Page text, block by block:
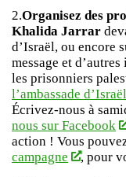
2.Organisez des
Khalida Jarrar
d’Israël, ou encore
message et
les prisonniers
l’ambassade
Écrivez-nous à
nous sur Facebook
action ! Vous
campagne
, pour